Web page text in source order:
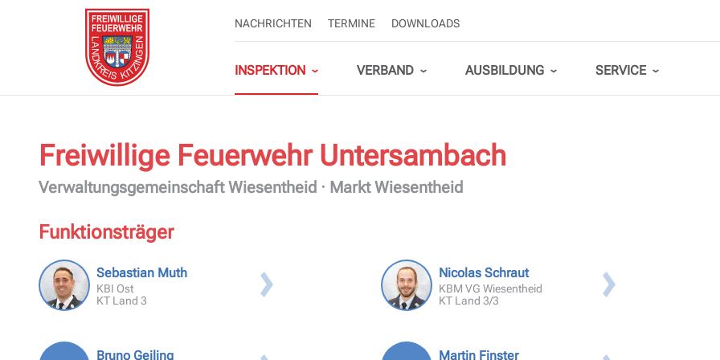
NAVIGATION
NACHRICHTEN TERMINE DOWNLOADS
Navigation
INSPEKTION
Organigramm
Kreisbrandinspektion KT
Landkreis
Kitzingen
Landkreis Kitzingen
VERBAND
Landkreis KT
KFV Kitzingen
AUSBILDUNG
Landkreis-Lehrgang
Landkreis Kitzingen
Ausbildungskatalog KT
Landkreis Kitzingen
Modulare Truppausbildung - MTA
Atemschutzausbildung
Motorsägenausbildung
Feuerwehrführerschein
Sprechfunker
SERVICE
Kontakt
Personen-Erfassung
Downloads
Ehrungen beantragen
Freiwillige Feuerwehr Untersambach
Verwaltungsgemeinschaft Wiesentheid · Markt Wiesentheid
Funktionsträger
Sebastian Muth
KBI Ost
KT Land 3
Nicolas Schraut
KBM VG Wiesentheid
KT Land 3/3
Bruno Geiling Martin Finster